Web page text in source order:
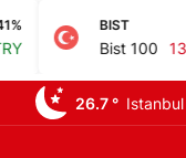
BIST
Bist 100 13.779,39
26.7 ° Istanbul